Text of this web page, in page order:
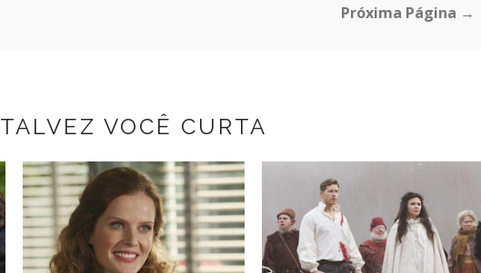
Próxima Página →
TALVEZ VOCÊ CURTA